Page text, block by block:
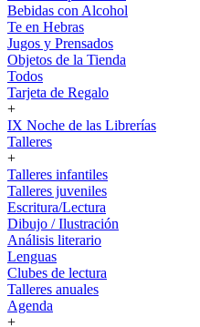
Bebidas con Alcohol
Te en Hebras
Jugos y Prensados
Objetos de la Tienda
Todos
Tarjeta de Regalo
+
IX Noche de las Librerías
Talleres
+
Talleres infantiles
Talleres juveniles
Escritura/Lectura
Dibujo / Ilustración
Análisis literario
Lenguas
Clubes de lectura
Talleres anuales
Agenda
+